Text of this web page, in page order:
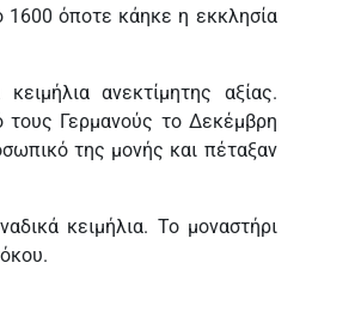
1600 όποτε κάηκε η εκκλησία
ανεκτίμητης αξίας.
Γερμανούς το Δεκέμβρη
της μονής και πέταξαν
κειμήλια. Το μοναστήρι